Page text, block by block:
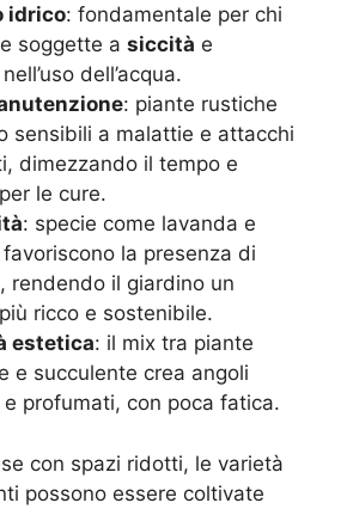
idrico: fondamentale per chi
soggette a siccità e
dell’acqua.
: piante rustiche
sensibili a malattie e attacchi
dimezzando il tempo e
le cure.
: specie come lavanda e
la presenza di
rendendo il giardino un
ricco e sostenibile.
estetica: il mix tra piante
e succulente crea angoli
profumati, con poca fatica.
con spazi ridotti, le varietà
possono essere coltivate